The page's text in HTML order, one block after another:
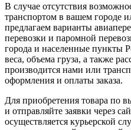
В случае отсутствия
транспортом в вашем городе
предлагаем варианты
перевозки и паромной
города и населенные пункты
веса, объема груза, а также
производится нами или
оформления и оплаты заказа.
Для приобретения товара по
и отправляйте заявки через
осуществляется курьерской